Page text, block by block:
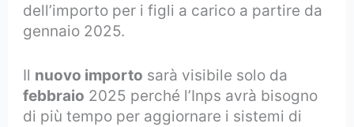
dell’importo per i figli a carico a partire da
gennaio 2025.
Il nuovo importo sarà visibile solo da
febbraio 2025 perché l’Inps avrà bisogno
di più tempo per aggiornare i sistemi di